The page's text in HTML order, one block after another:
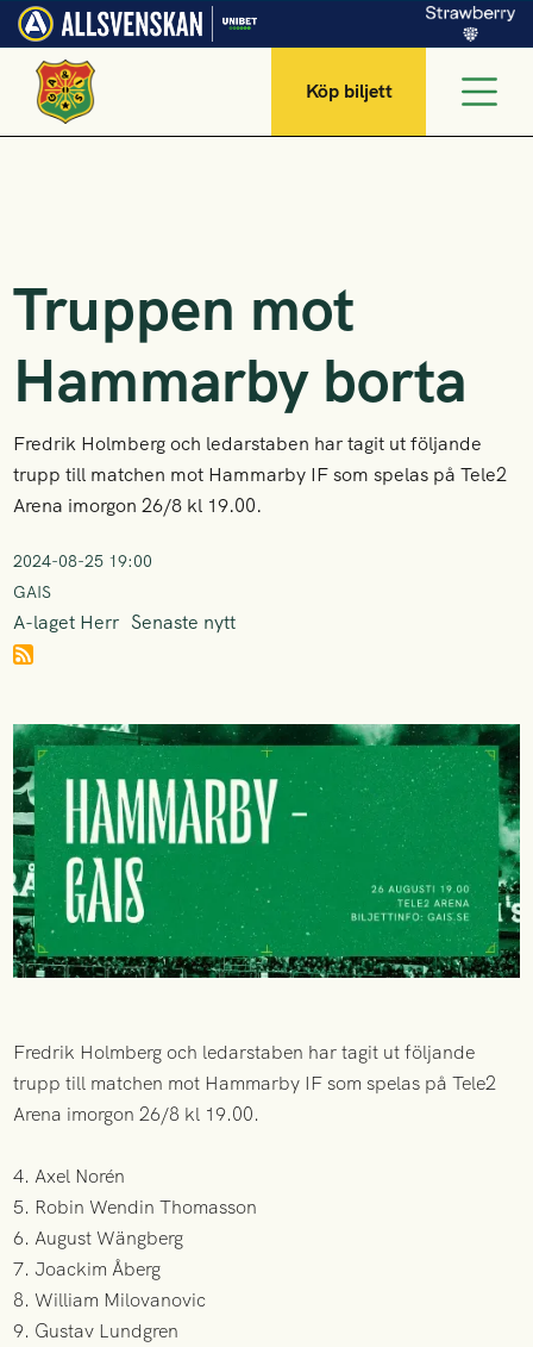
Köp biljett
Truppen mot
Hammarby borta
Fredrik Holmberg och ledarstaben har tagit ut följande
trupp till matchen mot Hammarby IF som spelas på Tele2
Arena imorgon 26/8 kl 19.00.
2024-08-25 19:00
GAIS
A-laget Herr Senaste nytt
Fredrik Holmberg och ledarstaben har tagit ut följande
trupp till matchen mot Hammarby IF som spelas på Tele2
Arena imorgon 26/8 kl 19.00.
4. Axel Norén
5. Robin Wendin Thomasson
6. August Wängberg
7. Joackim Åberg
8. William Milovanovic
9. Gustav Lundgren